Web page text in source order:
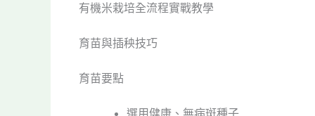
有機米栽培全流程實戰教學
育苗與插秧技巧
育苗要點